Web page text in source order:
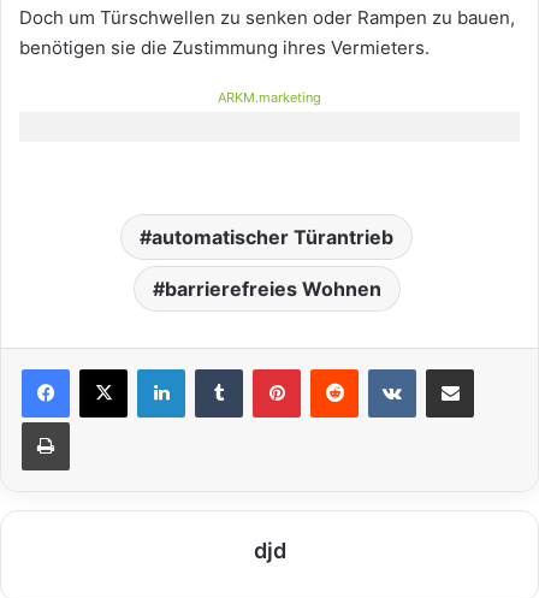
Doch um Türschwellen zu senken oder Rampen zu bauen,
benötigen sie die Zustimmung ihres Vermieters.
ARKM.marketing
automatischer Türantrieb
barrierefreies Wohnen
djd